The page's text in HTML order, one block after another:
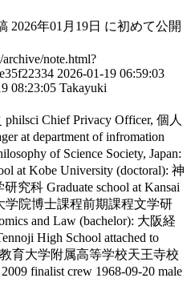
2026年01月19日 に初めて公開
note.html?
2026-01-19 06:59:03
08:23:05 Takayuki
philsci Chief Privacy Officer, 個人
at department of infromation
of Science Society, Japan:
at Kobe University (doctoral): 神
研究科 Graduate school at Kansai
学院博士課程前期課程文学研
and Law (bachelor): 大阪経
High School attached to
育大学附属高等学校天王寺校
finalist crew 1968-09-20 male